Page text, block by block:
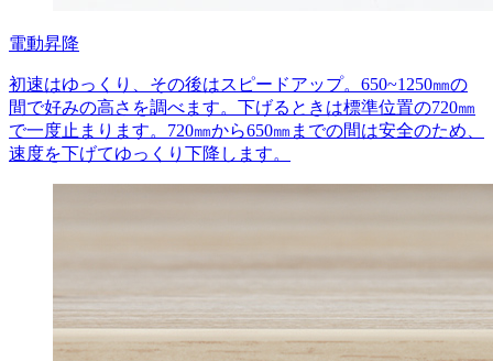
電動昇降
初速はゆっくり、その後はスピードアップ。650~1250㎜の
間で好みの高さを調べます。下げるときは標準位置の720㎜
で一度止まります。720㎜から650㎜までの間は安全のため、
速度を下げてゆっくり下降します。